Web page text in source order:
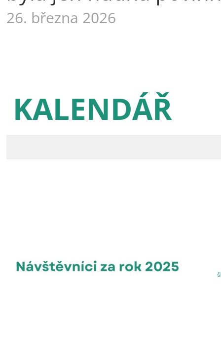
26. března 2026
KALENDÁŘ